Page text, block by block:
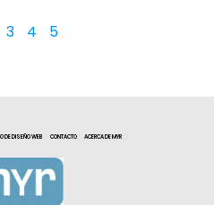
3 4 5
DE DISEÑO WEB CONTACTO ACERCA DE MYR